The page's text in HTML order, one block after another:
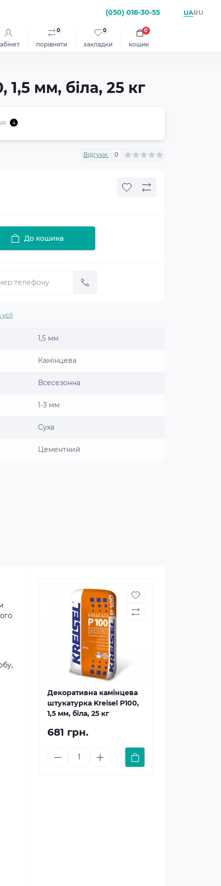
(050) 016-30-55 UARU
порівняти
0
закладки
0
кошик
0
мм, біла, 25 кг
4
Відгуки: 0
До кошика
1,5 мм
Камінцева
Всесезонна
1-3 мм
Суха
Цементний
Декоративна камінцева
штукатурка Kreisel P100,
1,5 мм, біла, 25 кг
681 грн.